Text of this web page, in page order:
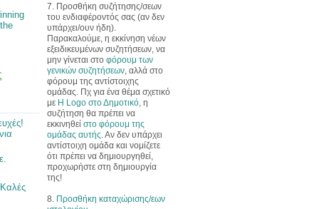
7. Προσθήκη συζήτησης/σεων
του ενδιαφέροντός σας (αν δεν
υπάρχει/ουν ήδη).
Παρακαλούμε, η εκκίνηση νέων
εξειδικευμένων συζητήσεων, να
μην γίνεται στο φόρουμ των
γενικών συζητήσεων, αλλά στο
φόρουμ της αντίστοιχης
ομάδας. Πχ για ένα θέμα σχετικό
με Η Logo στο Δημοτικό, η
συζήτηση θα πρέπει να
εκκινηθεί στο φόρουμ της
ομάδας αυτής. Αν δεν υπάρχει
αντίστοιχη ομάδα και νομίζετε
ότι πρέπει να δημιουργηθεί,
προχωρήστε στη δημιουργία
της!
8. Προσθήκη καταχώρισης/εων